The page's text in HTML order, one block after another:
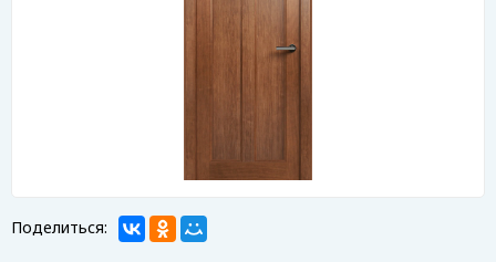
Поделиться: